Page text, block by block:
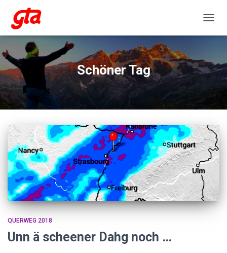
Schöner Tag
QUERWEG 2018
Unn ä scheener Dahg noch …